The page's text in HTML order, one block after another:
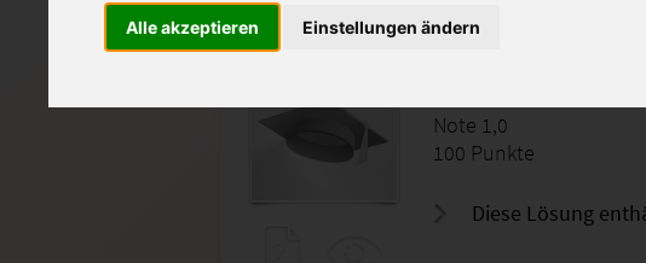
Alle akzeptieren Einstellungen ändern
Note 1,0
100 Punkte
Diese Lösung